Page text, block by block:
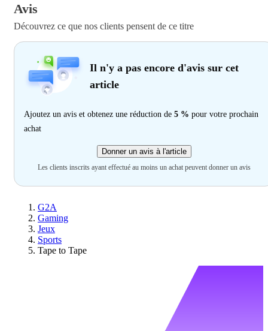
Avis
Découvrez ce que nos clients pensent de ce titre
Il n'y a pas encore d'avis sur cet
article
Ajoutez un avis et obtenez une réduction de 5 % pour votre prochain
achat
Donner un avis à l'article
Les clients inscrits ayant effectué au moins un achat peuvent donner un avis
G2A
Gaming
Jeux
Sports
Tape to Tape